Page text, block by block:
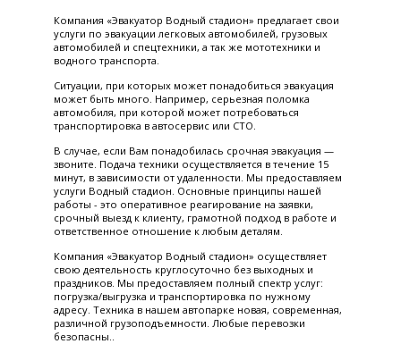
Компания «Эвакуатор Водный стадион» предлагает свои
услуги по эвакуации легковых автомобилей, грузовых
автомобилей и спецтехники, а так же мототехники и
водного транспорта.
Ситуации, при которых может понадобиться эвакуация
может быть много. Например, серьезная поломка
автомобиля, при которой может потребоваться
транспортировка в автосервис или СТО.
В случае, если Вам понадобилась срочная эвакуация —
звоните. Подача техники осуществляется в течение 15
минут, в зависимости от удаленности. Мы предоставляем
услуги Водный стадион. Основные принципы нашей
работы - это оперативное реагирование на заявки,
срочный выезд к клиенту, грамотной подход в работе и
ответственное отношение к любым деталям.
Компания «Эвакуатор Водный стадион» осуществляет
свою деятельность круглосуточно без выходных и
праздников. Мы предоставляем полный спектр услуг:
погрузка/выгрузка и транспортировка по нужному
адресу. Техника в нашем автопарке новая, современная,
различной грузоподъемности. Любые перевозки
безопасны..